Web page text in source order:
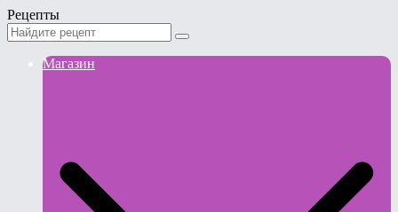
Рецепты
Магазин